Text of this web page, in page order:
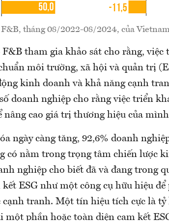
tháng 08/2022-08/2024, của
tham gia khảo sát cho rằng, việc
môi trường, xã hội và quản trị
kinh doanh và khả năng cạnh
doanh nghiệp cho rằng việc triển
nâng cao giá trị thương hiệu của
ngày càng tăng, 92,6% doanh
có nằm trong trọng tâm chiến lược
nghiệp cho biết đã và đang trong
ESG như một công cụ hữu hiệu
cạnh tranh. Một tín hiệu tích cực là tỷ
một phần hoặc toàn diện cam kết